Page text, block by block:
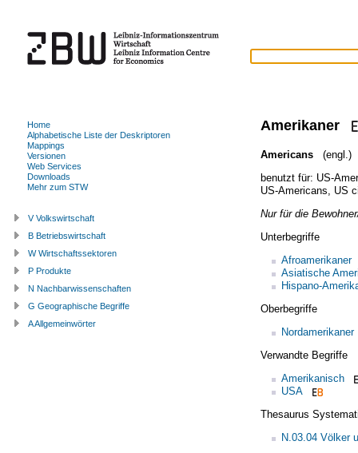
Amerikaner
Americans
(engl.)
benutzt für: US-
US-Americans
US
Nur für die
Unterbegriffe
Afroamerikaner
Asiatische
Hispano-
Oberbegriffe
Nordamerikaner
Verwandte Begriffe
Amerikanisch
USA
Thesaurus
N.03.04 Völker
Home
Alphabetische Liste der Deskriptoren
Mappings
Versionen
Web Services
Downloads
Mehr zum STW
V Volkswirtschaft
B Betriebswirtschaft
W Wirtschaftssektoren
P Produkte
N Nachbarwissenschaften
G Geographische Begriffe
A Allgemeinwörter